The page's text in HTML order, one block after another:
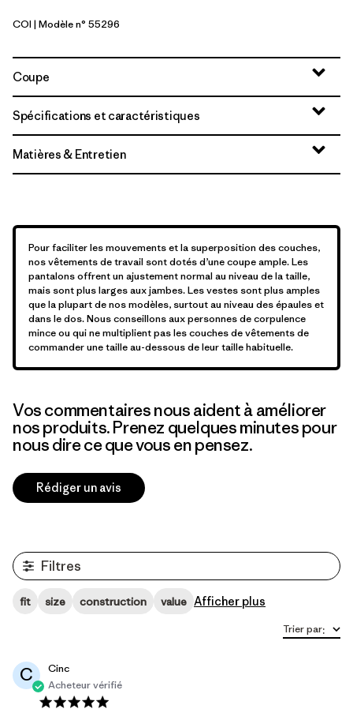
Coriander Brown
COI | Modèle n° 55296
Coupe
Spécifications et caractéristiques
Matières & Entretien
Pour faciliter les mouvements et la superposition des couches,
nos vêtements de travail sont dotés d’une coupe ample. Les
pantalons offrent un ajustement normal au niveau de la taille,
mais sont plus larges aux jambes. Les vestes sont plus amples
que la plupart de nos modèles, surtout au niveau des épaules et
dans le dos. Nous conseillons aux personnes de corpulence
mince ou qui ne multiplient pas les couches de vêtements de
commander une taille au-dessous de leur taille habituelle.
Vos commentaires nous aident à améliorer
nos produits. Prenez quelques minutes pour
nous dire ce que vous en pensez.
Rédiger un avis
Filtres
fit size construction value Afficher plus
Trier par:
C
Cinc
Acheteur vérifié